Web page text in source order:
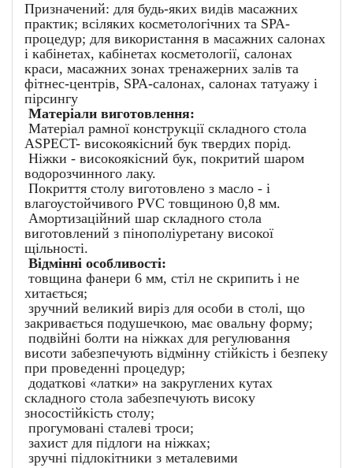
Призначений: для будь-яких видів масажних
практик; всіляких косметологічних та SPA-
процедур; для використання в масажних салонах
і кабінетах, кабінетах косметології, салонах
краси, масажних зонах тренажерних залів та
фітнес-центрів, SPA-салонах, салонах татуажу і
пірсингу
Матеріали виготовлення:
Матеріал рамної конструкції складного стола
ASPECT- високоякісний бук твердих порід.
Ніжки - високоякісний бук, покритий шаром
водорозчинного лаку.
Покриття столу виготовлено з масло - і
влагоустойчивого PVC товщиною 0,8 мм.
Амортизаційний шар складного стола
виготовлений з пінополіуретану високої
щільності.
Відмінні особливості:
товщина фанери 6 мм, стіл не скрипить і не
хитається;
зручний великий виріз для особи в столі, що
закривається подушечкою, має овальну форму;
подвійні болти на ніжках для регулювання
висоти забезпечують відмінну стійкість і безпеку
при проведенні процедур;
додаткові «латки» на закруглених кутах
складного стола забезпечують високу
зносостійкість столу;
прогумовані сталеві троси;
захист для підлоги на ніжках;
зручні підлокітники з металевими